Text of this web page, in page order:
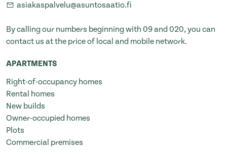
asiakaspalvelu@asuntosaatio.fi
By calling our numbers beginning with 09 and 020, you can
contact us at the price of local and mobile network.
APARTMENTS
Right-of-occupancy homes
Rental homes
New builds
Owner-occupied homes
Plots
Commercial premises